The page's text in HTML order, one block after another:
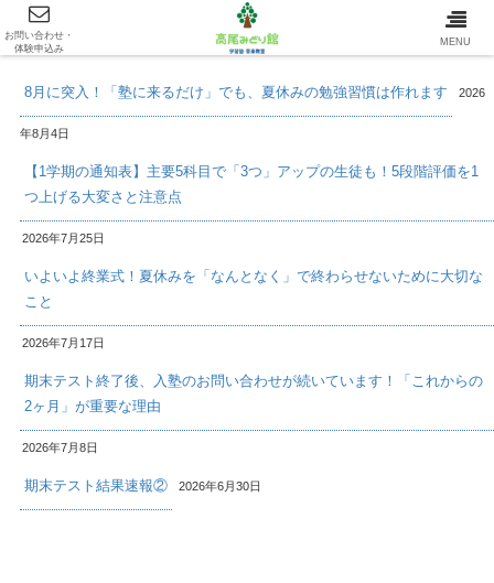
最新情報/INFOMATION
8月に突入！「塾に来るだけ」でも、夏休みの勉強習慣は作れます 2026
年8月4日
【1学期の通知表】主要5科目で「3つ」アップの生徒も！5段階評価を1
つ上げる大変さと注意点
2026年7月25日
いよいよ終業式！夏休みを「なんとなく」で終わらせないために大切な
こと
2026年7月17日
期末テスト終了後、入塾のお問い合わせが続いています！「これからの
2ヶ月」が重要な理由
2026年7月8日
期末テスト結果速報② 2026年6月30日
お問い合わせ・
体験申込み
MENU